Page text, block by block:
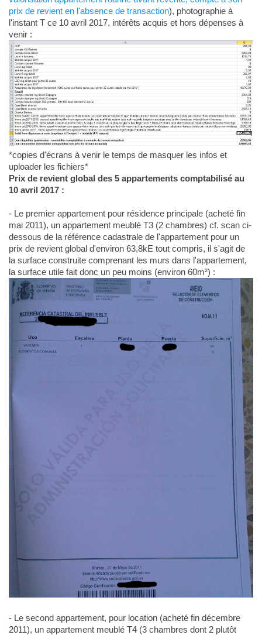
prix de revient en l'absence de transaction), photographie à
l'instant T ce 10 avril 2017, intérêts acquis et hors dépenses à
venir :
*copies d'écrans à venir le temps de masquer les infos et
uploader les fichiers*
Prix de revient global des 5 appartements comptabilisé au
10 avril 2017 :
- Le premier appartement pour résidence principale (acheté fin
mai 2011), un appartement meublé T3 (2 chambres) cf. scan ci-
dessous de la référence cadastrale de l'appartement pour un
prix de revient global d'environ 63,8kE tout compris, il s'agit de
la surface construite comprenant les murs dans l'appartement,
la surface utile fait donc un peu moins (environ 60m²) :
- Le second appartement, pour location (acheté fin décembre
2011), un appartement meublé T4 (3 chambres dont 2 plutôt